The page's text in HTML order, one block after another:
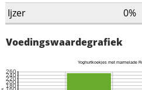
Ijzer
0%
Voedingswaardegrafiek